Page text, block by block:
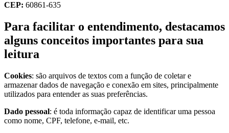
CEP: 60861-635
Para facilitar o entendimento, destacamos
alguns conceitos importantes para sua
leitura
Cookies: são arquivos de textos com a função de coletar e
armazenar dados de navegação e conexão em sites, principalmente
utilizados para entender as suas preferências.
Dado pessoal: é toda informação capaz de identificar uma pessoa
como nome, CPF, telefone, e-mail, etc.